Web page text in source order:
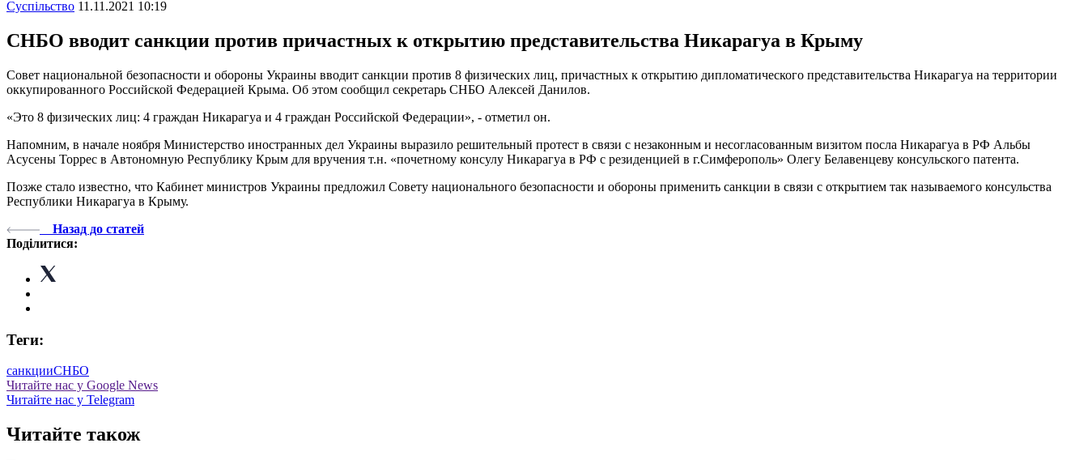
Суспiльство 11.11.2021 10:19
СНБО вводит санкции против причастных к открытию представительства Никарагуа в Крыму
Совет национальной безопасности и обороны Украины вводит санкции против 8 физических лиц, причастных к открытию дипломатического представительства Никарагуа на территории
оккупированного Российской Федерацией Крыма. Об этом сообщил секретарь СНБО Алексей Данилов.
«Это 8 физических лиц: 4 граждан Никарагуа и 4 граждан Российской Федерации», - отметил он.
Напомним, в начале ноября Министерство иностранных дел Украины выразило решительный протест в связи с незаконным и несогласованным визитом посла Никарагуа в РФ Альбы
Асусены Торрес в Автономную Республику Крым для вручения т.н. «почетному консулу Никарагуа в РФ с резиденцией в г.Симферополь» Олегу Белавенцеву консульского патента.
Позже стало известно, что Кабинет министров Украины предложил Совету национального безопасности и обороны применить санкции в связи с открытием так называемого консульства
Республики Никарагуа в Крыму.
Назад до статей
Поділитися:
Теги:
санкцииСНБО
Читайте нас у Google News
Читайте нас у Telegram
Читайте також